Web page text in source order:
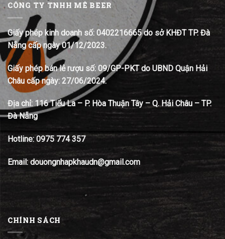
CÔNG TY TNHH MÊ BEER
Giấy phép kinh doanh số: 0402216665 do sở KHĐT TP. Đà
Nẵng cấp ngày 01/12/2023.
Giấy phép bán lẻ rượu số: 09/GP-PKT do UBND Quận Hải
Châu cấp ngày: 27/06/2024.
Địa chỉ: 116 Tiểu La – P. Hòa Thuận Tây – Q. Hải Châu – TP.
Đà Nẵng
Hotline: 0975 774 357
Email: douongnhapkhaudn@gmail.com
CHÍNH SÁCH